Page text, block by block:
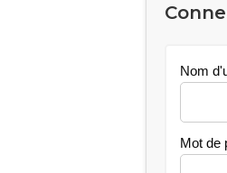
Nom
Mot de